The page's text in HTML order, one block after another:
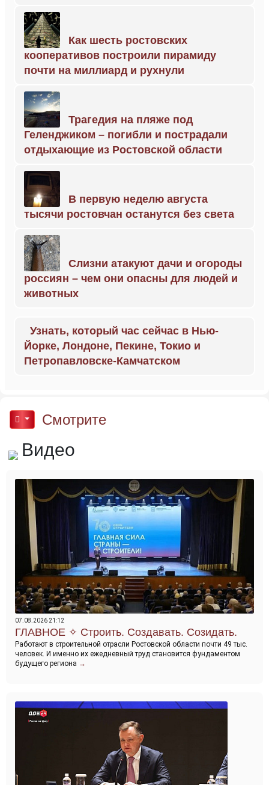
Как шесть ростовских
кооперативов построили пирамиду
почти на миллиард и рухнули
Трагедия на пляже под
Геленджиком – погибли и пострадали
отдыхающие из Ростовской области
В первую неделю августа
тысячи ростовчан останутся без света
Слизни атакуют дачи и огороды
россиян – чем они опасны для людей и
животных
Узнать, который час сейчас в Нью-
Йорке, Лондоне, Пекине, Токио и
Петропавловске-Камчатском
Смотрите
Видео
07.08.2026 21:12
Строить. Создавать. Созидать.
Работают в строительной отрасли Ростовской области почти 49 тыс.
человек. И именно их ежедневный труд становится фундаментом
будущего региона →